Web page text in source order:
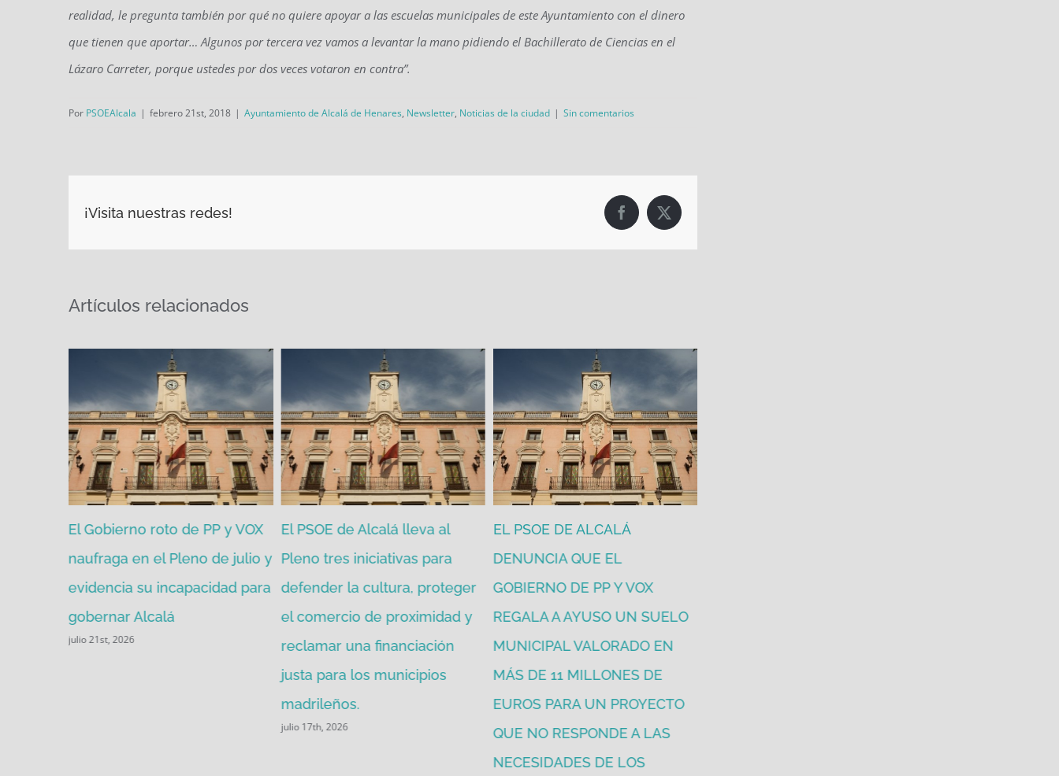
realidad, le pregunta también por qué no quiere apoyar a las escuelas municipales de este Ayuntamiento con el dinero
que tienen que aportar… Algunos por tercera vez vamos a levantar la mano pidiendo el Bachillerato de Ciencias en el
Lázaro Carreter, porque ustedes por dos veces votaron en contra”.
Por PSOEAlcala | febrero 21st, 2018 | Ayuntamiento de Alcalá de Henares, Newsletter, Noticias de la ciudad | Sin comentarios
¡Visita nuestras redes! Facebook
X
Artículos relacionados
El Gobierno roto de PP y VOX
naufraga en el Pleno de julio y
evidencia su incapacidad para
gobernar Alcalá
julio 21st, 2026
El PSOE de Alcalá lleva al
Pleno tres iniciativas para
defender la cultura, proteger
el comercio de proximidad y
reclamar una financiación
justa para los municipios
madrileños.
julio 17th, 2026
EL PSOE DE ALCALÁ
DENUNCIA QUE EL
GOBIERNO DE PP Y VOX
REGALA A AYUSO UN SUELO
MUNICIPAL VALORADO EN
MÁS DE 11 MILLONES DE
EUROS PARA UN PROYECTO
QUE NO RESPONDE A LAS
NECESIDADES DE LOS